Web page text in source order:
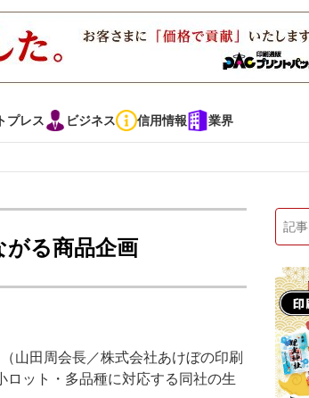
プレス ビジネス 信用情報 業界
ビジネス イベント 信用情報 業界 市場・
商材～ JAPAN PACK 2023 特集 中古印刷機・製
がる商品企画
山田周会長／株式会社あけぼの印刷
ット・多品種に対応する同社の生